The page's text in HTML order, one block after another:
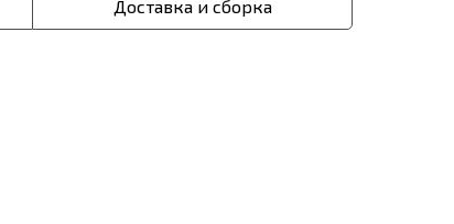
Доставка и сборка